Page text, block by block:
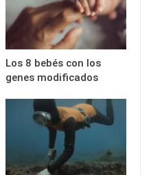
Los 8 bebés con los
genes modificados